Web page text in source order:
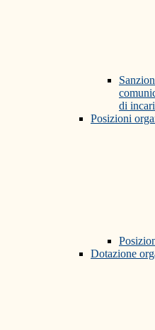
di
Posizioni
Dotazione